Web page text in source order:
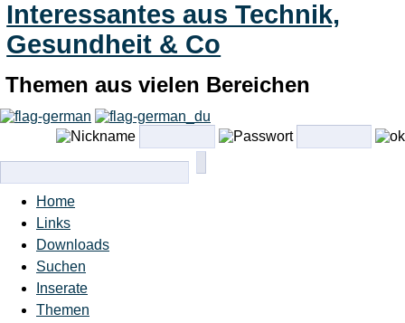
Interessantes aus Technik,
Gesundheit & Co
Themen aus vielen Bereichen
Home
Links
Downloads
Suchen
Inserate
Themen